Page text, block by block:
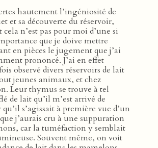
hautement l’ingéniosité de
et sa découverte du réservoir,
n’est pas pour moi d’une si
que je doive mettre
en pièces le jugement que j’ai
prononcé. J’ai en effet
observé divers réservoirs de lait
jeunes animaux, et chez
Leur thymus se trouve à tel
de lait qu’il m’est arrivé de
qu’il s’agissait à première vue d’un
j’aurais cru à une suppuration
car la tuméfaction y semblait
Souvent même, on voit